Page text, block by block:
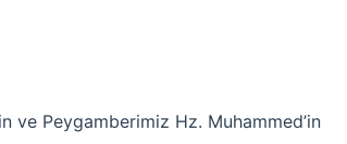
ve Peygamberimiz Hz. Muhammed’in